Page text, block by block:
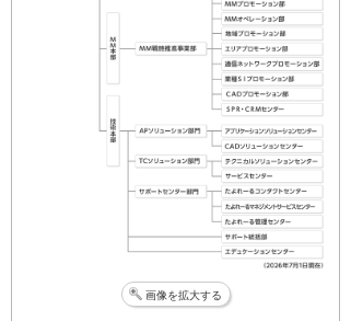
画像を拡大する